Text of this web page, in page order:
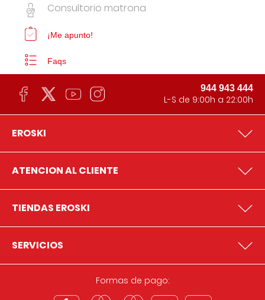
Consultorio matrona
¡Me apunto!
Faqs
944 943 444
L-S de 9:00h a 22:00h
EROSKI
ATENCION AL CLIENTE
TIENDAS EROSKI
SERVICIOS
Formas de pago: